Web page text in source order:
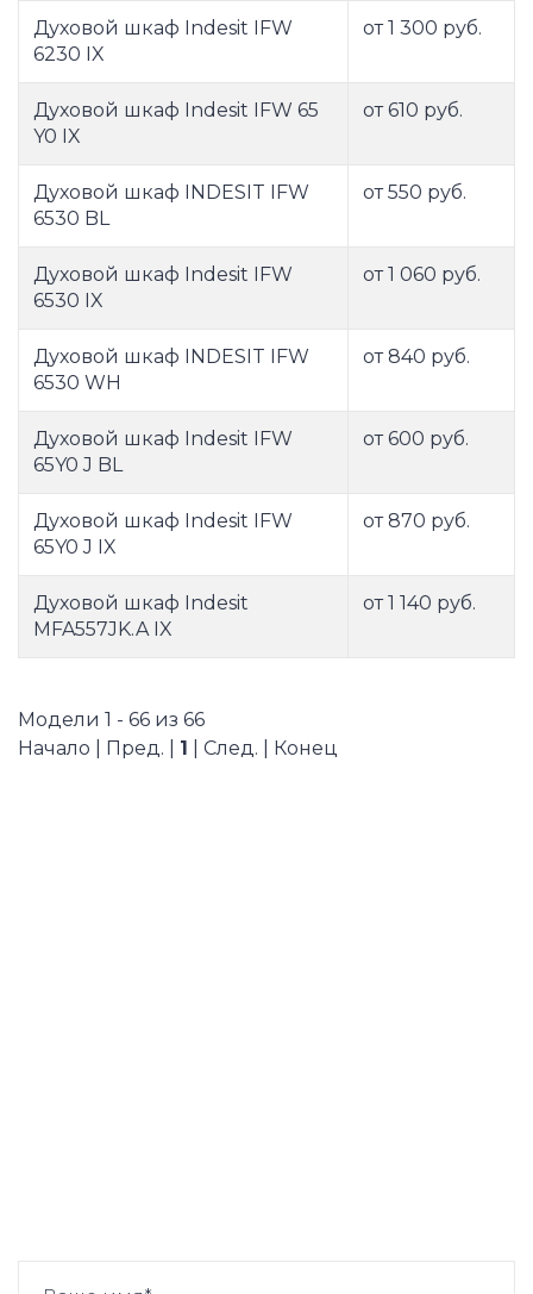
Духовой шкаф Indesit IFW
6230 IX
от 1 300 руб.
Духовой шкаф Indesit IFW 65
Y0 IX
от 610 руб.
Духовой шкаф INDESIT IFW
6530 BL
от 550 руб.
Духовой шкаф Indesit IFW
6530 IX
от 1 060 руб.
Духовой шкаф INDESIT IFW
6530 WH
от 840 руб.
Духовой шкаф Indesit IFW
65Y0 J BL
от 600 руб.
Духовой шкаф Indesit IFW
65Y0 J IX
от 870 руб.
Духовой шкаф Indesit
MFA557JK.A IX
от 1 140 руб.
Модели 1 - 66 из 66
Начало | Пред. | 1 | След. | Конец